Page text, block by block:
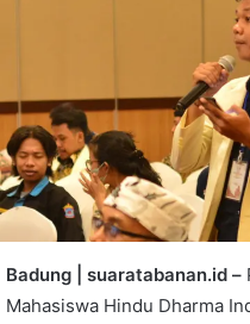
Badung | suaratabanan.id –
Mahasiswa Hindu Dharma